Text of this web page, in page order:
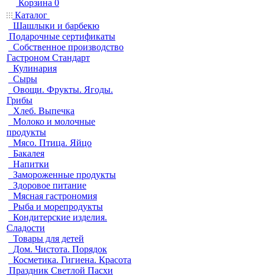
Корзина 0
Каталог
Шашлыки и барбекю
Подарочные сертификаты
Собственное производство
Гастроном Стандарт
Кулинария
Сыры
Овощи. Фрукты. Ягоды.
Грибы
Хлеб. Выпечка
Молоко и молочные
продукты
Мясо. Птица. Яйцо
Бакалея
Напитки
Замороженные продукты
Здоровое питание
Мясная гастрономия
Рыба и морепродукты
Кондитерские изделия.
Сладости
Товары для детей
Дом. Чистота. Порядок
Косметика. Гигиена. Красота
Праздник Светлой Пасхи